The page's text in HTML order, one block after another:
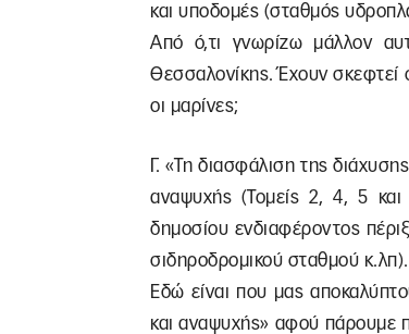
και υποδομές (σταθμός
Από ό,τι γνωρίζω μάλλον
Θεσσαλονίκης. Έχουν σκεφτεί
οι μαρίνες;
Γ. «Τη διασφάλιση της
αναψυχής (Τομείς 2, 4, 5 και
δημοσίου ενδιαφέροντος
σιδηροδρομικού σταθμού κ.λπ).
Εδώ είναι που μας
και αναψυχής» αφού πάρουμε